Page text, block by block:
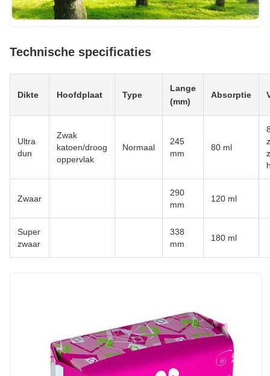
Technische specificaties
Dikte Hoofdplaat Type
Lange
(mm)
Absorptie
Ultra
dun
Zwak
katoen/droog
oppervlak
Normaal
245
mm
80 ml
Zwaar
290
mm
120 ml
Super
zwaar
338
mm
180 ml